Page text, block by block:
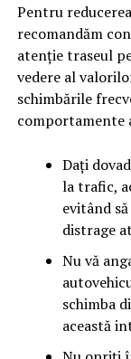
Pentru
recomandăm
atenție traseul
vedere al
schimbările
comportamente
Dați
la trafic,
evitând
distrage
Nu vă
schimba
această